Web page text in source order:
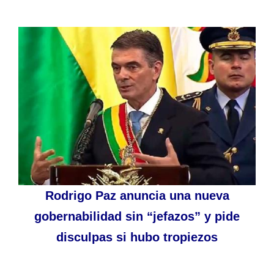
Rodrigo Paz anuncia una nueva
gobernabilidad sin “jefazos” y pide
disculpas si hubo tropiezos